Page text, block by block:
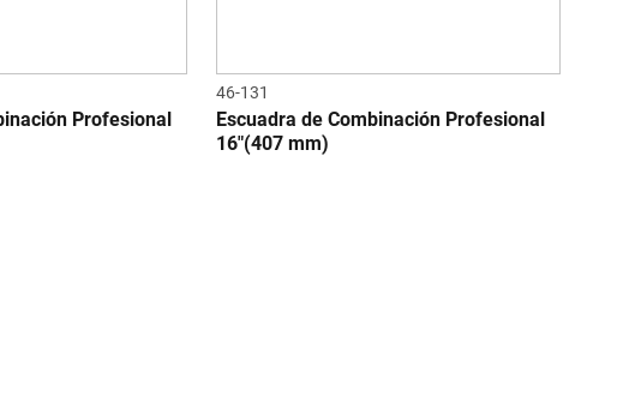
Profesional
46-131
Escuadra de Combinación Profesional
16"(407 mm)